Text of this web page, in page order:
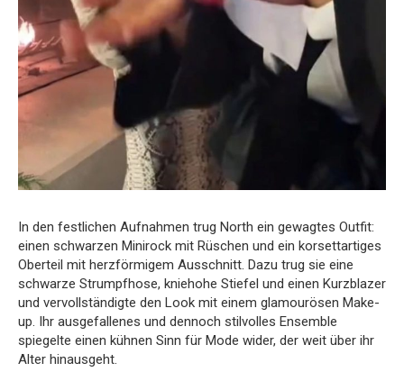
In den festlichen Aufnahmen trug North ein gewagtes Outfit:
einen schwarzen Minirock mit Rüschen und ein korsettartiges
Oberteil mit herzförmigem Ausschnitt. Dazu trug sie eine
schwarze Strumpfhose, kniehohe Stiefel und einen Kurzblazer
und vervollständigte den Look mit einem glamourösen Make-
up. Ihr ausgefallenes und dennoch stilvolles Ensemble
spiegelte einen kühnen Sinn für Mode wider, der weit über ihr
Alter hinausgeht.